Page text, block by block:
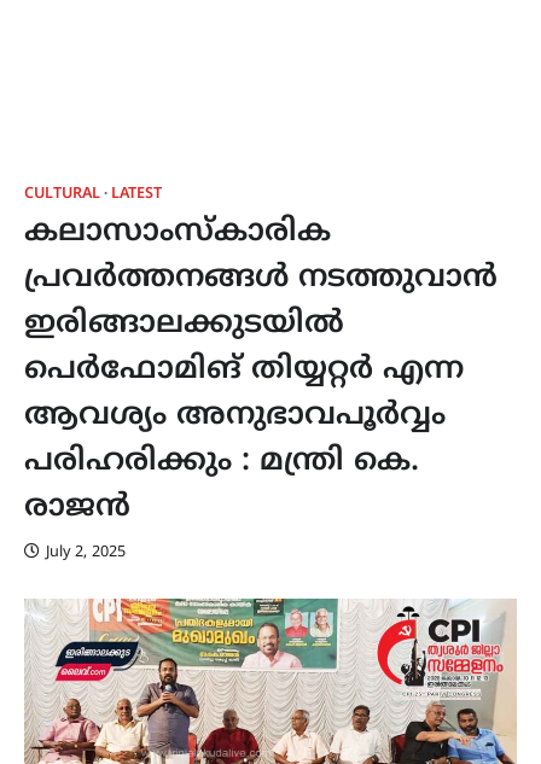
CULTURAL LATEST
കലാസാംസ്കാരിക
പ്രവർത്തനങ്ങൾ നടത്തുവാൻ
ഇരിങ്ങാലക്കുടയിൽ
പെർഫോമിങ് തിയ്യറ്റർ എന്ന
ആവശ്യം അനുഭാവപൂർവ്വം
പരിഹരിക്കും : മന്ത്രി കെ.
രാജൻ
July 2, 2025